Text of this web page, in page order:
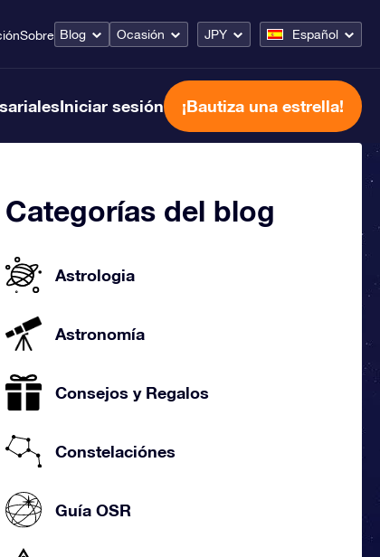
Sobre Blog Ocasión JPY Español
Iniciar sesión ¡Bautiza una estrella!
Categorías del blog
Astrologia
Astronomía
Consejos y Regalos
Constelaciónes
Guía OSR